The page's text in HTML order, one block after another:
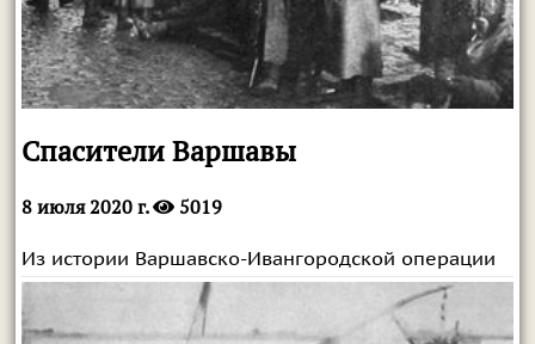
Спасители Варшавы
8 июля 2020 г. 5019
Из истории Варшавско-Ивангородской операции